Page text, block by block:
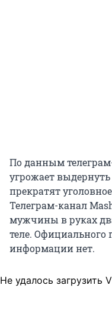
По данным
угрожает выдернуть
прекратят
Телеграм-канал
мужчины в руках
теле. Официального
информации нет.
Не удалось загрузить